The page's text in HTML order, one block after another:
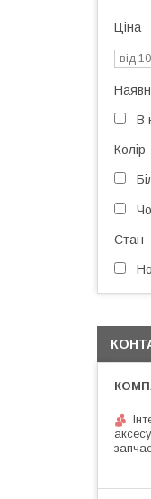
Ціна
В
Колір
Стан